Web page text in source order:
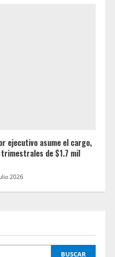
ejecutivo asume el cargo,
de $1.7 mil
2026
BUSCAR